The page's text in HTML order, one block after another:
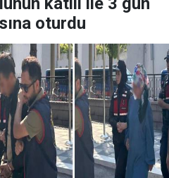
oturdu